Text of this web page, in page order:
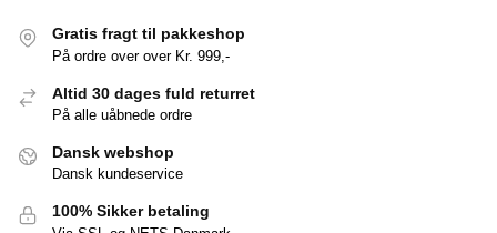
Gratis fragt til pakkeshop
På ordre over over Kr. 999,-
Altid 30 dages fuld returret
På alle uåbnede ordre
Dansk webshop
Dansk kundeservice
100% Sikker betaling